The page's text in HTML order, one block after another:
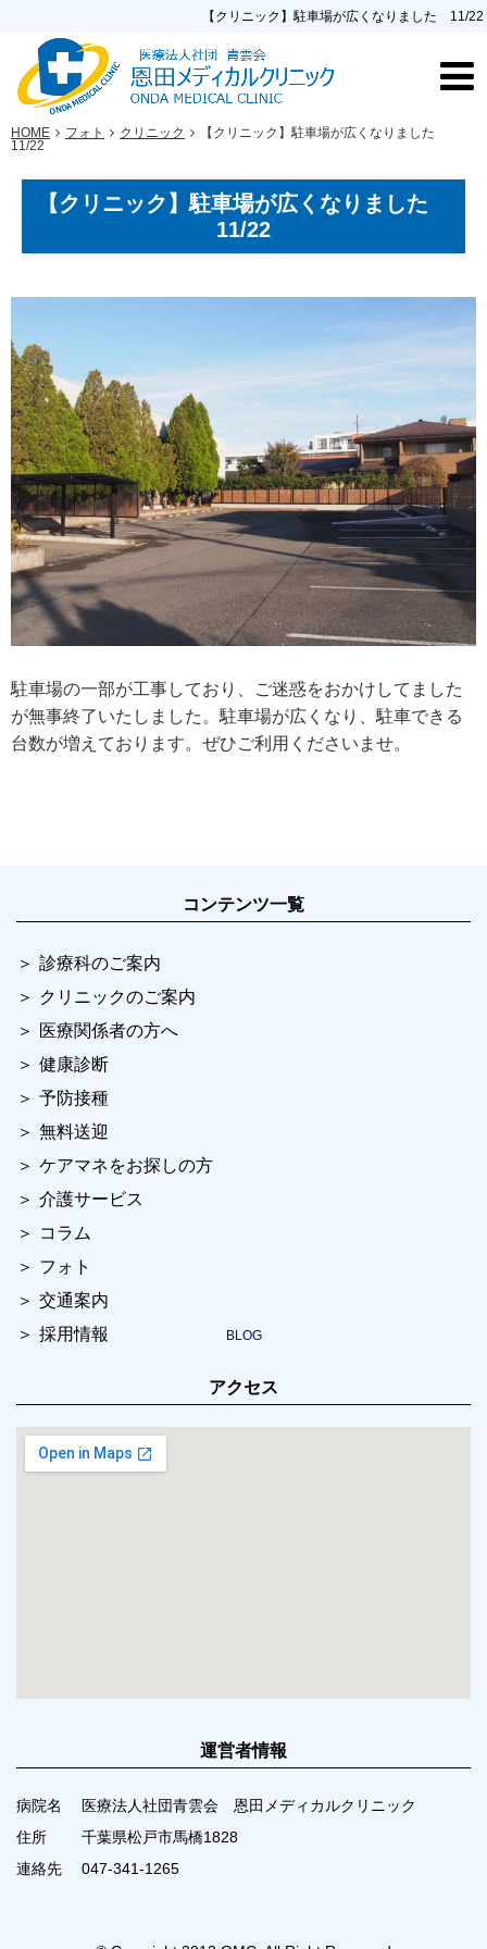
【クリニック】駐車場が広くなりました 11/22
HOME フォト クリニック
【クリニック】駐車場が広くなりました
11/22
【クリニック】駐車場が広くなりました
11/22
駐車場の一部が工事しており、ご迷惑をおかけしてました
が無事終了いたしました。駐車場が広くなり、駐車できる
台数が増えております。ぜひご利用くださいませ。
コンテンツ一覧
診療科のご案内
クリニックのご案内
医療関係者の方へ
健康診断
予防接種
無料送迎
ケアマネをお探しの方
介護サービス
コラム
フォト
交通案内
採用情報
アクセス
運営者情報
病院名
医療法人社団青雲会 恩田メディカルクリニック
住所
千葉県松戸市馬橋1828
連絡先
047-341-1265